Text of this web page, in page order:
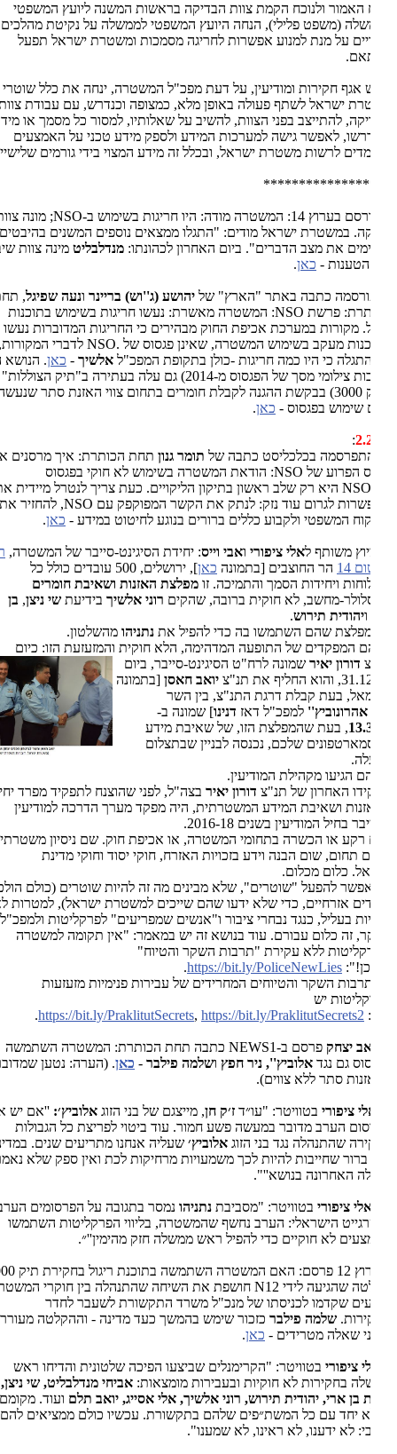
האמור ולנוכח הקמת צוות הבדיקה בראשות המשנה ליועץ המשפטי
(משפט פלילי), הנחה היועץ המשפטי לממשלה על נקיטת מהלכים
על מנת למנוע אפשרות לחריגה מסמכות ומשטרת ישראל תפעל
אגף חקירות ומודיעין, על דעת מפכ"ל המשטרה, ינחה את כלל שוטרי
ישראל לשתף פעולה באופן מלא, כמצופה וכנדרש, עם עבודת צוות
להתייצב בפני הצוות, להשיב על שאלותיו, למסור כל מסמך או מידע
לאפשר גישה למערכות המידע ולספק מידע טכני על האמצעים
לרשות משטרת ישראל, ובכלל זה מידע המצוי בידי גורמים שלישיים.
14: המשטרה מודה: היו חריגות בשימוש ב- NSO; מונה צוות
במשטרת ישראל מודים: "התגלו ממצאים נוספים המשנים בהיבטים
את מצב הדברים". ביום האחרון לכהונתו:מנדלבליטמינה צוות שיבחן
-כאן.
כתבה באתר "הארץ" שליהושע (ג''וש) בריינרונעה שפיגל, תחת
פרשתNSO: המשטרה מאשרת: נעשו חריגות בשימוש בתוכנות
מקורות במערכת אכיפת החוק מבהירים כי החריגות המדוברות נעשו
מעקב בשימוש המשטרה, שאינן פגסוס שלNSO.לדברי המקורות, עד
כי היו כמה חריגות -כולן בתקופת המפכ"לאלשיך-כאן. הנושא הזה
(לרבות צילומי מסך של הפגסוס מ-2014) גם עלה בעתירה ב"תיק הצוללות"
(תיק 3000) בבקשת ההגנה לקבלת חומרים בתחום צווי האזנת סתר שנעשה
שימוש בפגסוס -כאן.
בכלכליסט כתבה שלתומר גנוןתחת הכותרת: איך מרסנים את
הפרוע שלNSO: הודאת המשטרה בשימוש לא חוקי בפגסוס
NSOהיא רק שלב ראשון בתיקון הליקויים. כעת צריך לנטרל מיידית את
לגרום עוד נזק: לנתק את הקשר המפוקפק עםNSO, להחזיר את
המשפטי ולקבוע כללים ברורים בנוגע לחיטוט במידע -כאן.
משותף לאלי ציפוריואבי וייס: יחידת הסיגינט-סייבר של המשטרה,רח׳
הר החוצבים [בתמונהכאן
], ירושלים, 500 עובדים כולל כל
ויחידות הסמך והתמיכה. זומפלצת האזנות ושאיבת חומרים
מחשב, לא חוקית ברובה, שהקיםרוני אלשיךבידיעתשי ניצן, בן
יהודית תירוש.
שהם השתמשו בה כדי להפיל אתנתניהומהשלטון.
המפקדים של התופעה המדהימה, הלא חוקית והמזעזעת הזו: כיום
דורון יאיר שמונה לרח"ט הסיגינט-סייבר, ביום
החליף את תנ"צ
יואב חאסן[בתמונה
בעת קבלת דרגת התנ"צ, בין השר
אהרונוביץ''למפכ"ל דאז דנינו ] שמונה ב-
, בעת שהמפלצת הזו, של שאיבת מידע
שלכם, נכנסה לבניין שבתצלום
הגיעו מקהילת המודיעין.
האחרון של תנ"צדורון יאיר בצה"ל, לפני שהוצנח לתפקיד מפרד יחידת
ושאיבת המידע המשטרתית, היה מפקד מערך הדרכה למודיעין
בחיל המודיעין בשנים 2016-18.
רקע או הכשרה בתחומי המשטרה, או אכיפת חוק. שם ניסיון משטרתי
תחום, שום הבנה וידע בזכויות האזרח, חוקי יסוד וחוקי מדינת
כלום מכלום.
להפעל "שוטרים", שלא מבינים מה זה להיות שוטרים (כולם הולכים
אזרחיים, כדי שלא ידעו שהם שייכים למשטרת ישראל), למטרות לא
בעליל, כנגד נבחרי ציבור ו"אנשים שמפריעים" לפרקליטות ולמפכ"ל.
זה כלום עבורם. עוד בנושא זה יש במאמר: "אין תקומה למשטרה
ללא עקירת "תרבות השקר והטיוח"
https://bit.ly/PoliceNewLies
.
השקר והטיוחים המחרידים של עבירות פנימיות מזעזעות
יש
https://bit.ly/PraklitutSecrets,https://bit.ly/PraklitutSecrets2
.
יצחק פרסם ב-1 NEWSכתבה תחת הכותרת: המשטרה השתמשה
גם נגדאלוביץ'', ניר חפץ ושלמה פילבר-כאן. (הערה: נטען שמדובר
סתר ללא צווים).
ציפוריבטוויטר: "עו״דז׳ק חן, מייצגם של בני הזוג אלוביץ׳:''אם יש אמת
הערב מדובר במעשה פשע חמור. עוד ביטוי לפריצת כל הגבולות
שהתנהלה נגד בני הזוג אלוביץ׳שעליה אנחנו מתריעים שנים. במדינת
ברור שחייבות להיות לכך משמעויות מרחיקות לכת ואין ספק שלא נאמרה
האחרונה בנושא''."
ציפוריבטוויטר: "מסביבתנתניהונמסר בתגובה על הפרסומים הערב:
הישראלי: הערב נחשף שהמשטרה, בליווי הפרקליטות השתמשו
לא חוקיים כדי להפיל ראש ממשלה חזק מהימין''״.
. ערוץ 12 פרסם: האם המשטרה השתמשה בתוכנת ריגול בחקירת תיק 4000?
שהגיעה לידי N12 חושפת את השיחה שהתנהלה בין חוקרי המשטרה
שקדמו לכניסתו של מנכ"ל משרד התקשורת לשעבר לחדר
שלמה פילברכזכור שימש בהמשך כעד מדינה - וההקלטה מעוררת
שאלה מטרידים -כאן.
ציפוריבטוויטר: "הקרימנלים שביצעו הפיכה שלטונית והדיחו ראש
בחקירות לא חוקיות ובעבירות מומצאות:אביחי מנדלבליט, שי ניצן,
בן ארי, יהודית תירוש, רוני אלשיך, אלי אסייג, יואב תלם ועוד. מקומם
יחד עם כל המשת״פים שלהם בתקשורת. עכשיו כולם ממציאים להם
לא ידענו, לא ראינו, לא שמענו".